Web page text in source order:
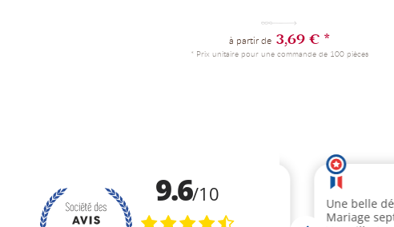
à partir de3,69 € *
* Prix unitaire pour une commande de 100 pièces